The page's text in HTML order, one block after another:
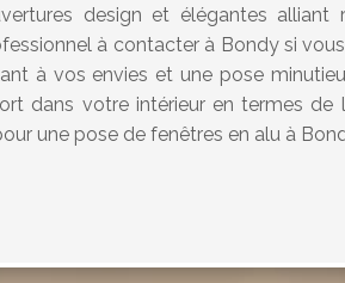
design et élégantes alliant
à contacter à Bondy si
à vos envies et une pose
dans votre intérieur en termes de
une pose de fenêtres en alu à